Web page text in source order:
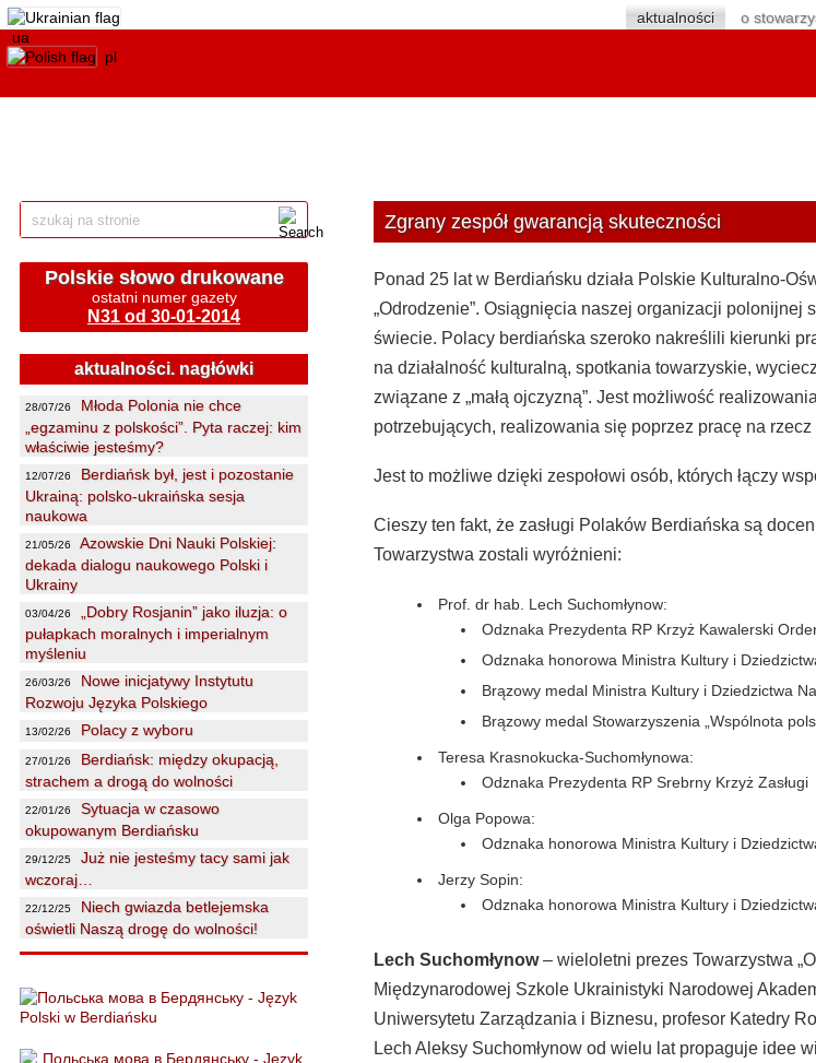
ua
pl
aktualności o
Polskie słowo drukowane
ostatni numer gazety
N31 od 30-01-2014
aktualności. nagłówki
28/07/26
Młoda Polonia nie chce
„egzaminu z polskości”. Pyta raczej: kim
właściwie jesteśmy?
12/07/26
Berdiańsk był, jest i pozostanie
Ukrainą: polsko-ukraińska sesja
naukowa
21/05/26
Azowskie Dni Nauki Polskiej:
dekada dialogu naukowego Polski i
Ukrainy
03/04/26
„Dobry Rosjanin” jako iluzja: o
pułapkach moralnych i imperialnym
myśleniu
26/03/26
Nowe inicjatywy Instytutu
Rozwoju Języka Polskiego
13/02/26 Polacy z wyboru
27/01/26
Berdiańsk: między okupacją,
strachem a drogą do wolności
22/01/26
Sytuacja w czasowo
okupowanym Berdiańsku
29/12/25
Już nie jesteśmy tacy sami jak
wczoraj…
22/12/25
Niech gwiazda betlejemska
oświetli Naszą drogę do wolności!
Zgrany zespół gwarancją skuteczności
Ponad 25 lat w Berdiańsku działa Polskie Kulturalno-
„Odrodzenie”. Osiągnięcia naszej organizacji polonijnej
świecie. Polacy berdiańska szeroko nakreślili kierunki
na działalność kulturalną, spotkania towarzyskie,
związane z „małą ojczyzną”. Jest możliwość
potrzebujących, realizowania się poprzez pracę na
Jest to możliwe dzięki zespołowi osób, których łączy
Cieszy ten fakt, że zasługi Polaków Berdiańska są
Towarzystwa zostali wyróżnieni:
Prof. dr hab. Lech Suchomłynow:
Odznaka Prezydenta RP Krzyż Kawalerski
Odznaka honorowa Ministra Kultury i
Brązowy medal Ministra Kultury i Dziedzictwa
Brązowy medal Stowarzyszenia „Wspólnota
Teresa Krasnokucka-Suchomłynowa:
Odznaka Prezydenta RP Srebrny Krzyż Zasługi
Olga Popowa:
Odznaka honorowa Ministra Kultury i
Jerzy Sopin:
Odznaka honorowa Ministra Kultury i
Lech Suchomłynow– wieloletni prezes Towarzystwa
Międzynarodowej Szkole Ukrainistyki Narodowej
Uniwersytetu Zarządzania i Biznesu, profesor Katedry
Lech Aleksy Suchomłynow od wielu lat propaguje idee